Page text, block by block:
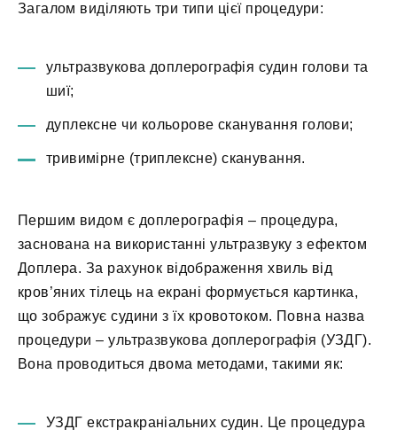
Загалом виділяють три типи цієї процедури:
ультразвукова доплерографія судин голови та
шиї;
дуплексне чи кольорове сканування голови;
тривимірне (триплексне) сканування.
Першим видом є доплерографія – процедура,
заснована на використанні ультразвуку з ефектом
Доплера. За рахунок відображення хвиль від
кров’яних тілець на екрані формується картинка,
що зображує судини з їх кровотоком. Повна назва
процедури – ультразвукова доплерографія (УЗДГ).
Вона проводиться двома методами, такими як:
УЗДГ екстракраніальних судин. Це процедура